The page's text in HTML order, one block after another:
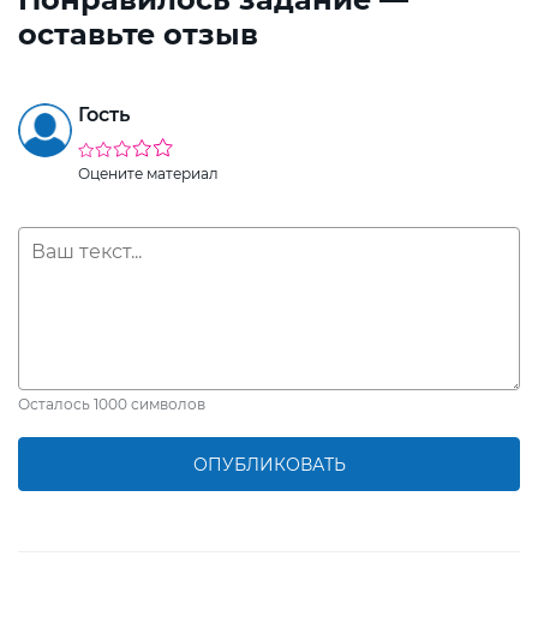
оставьте отзыв
Гость
Оцените материал
Осталось 1000 символов
ОПУБЛИКОВАТЬ